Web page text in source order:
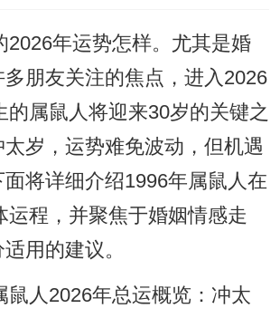
2026年运势怎样。尤其是婚
朋友关注的焦点，进入2026
的属鼠人将迎来30岁的关键之
岁，运势难免波动，但机遇
将详细介绍1996年属鼠人在
运程，并聚焦于婚姻情感走
用的建议。
鼠人2026年总运概览：冲太